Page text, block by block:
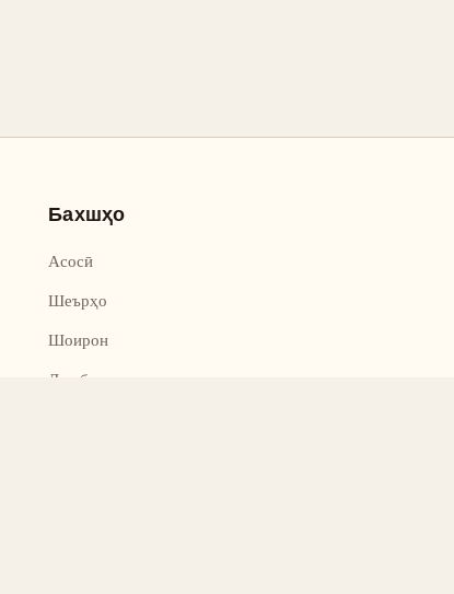
Бахшҳо
Асосӣ
Шеърҳо
Шоирон
Дар бораи лоиҳа